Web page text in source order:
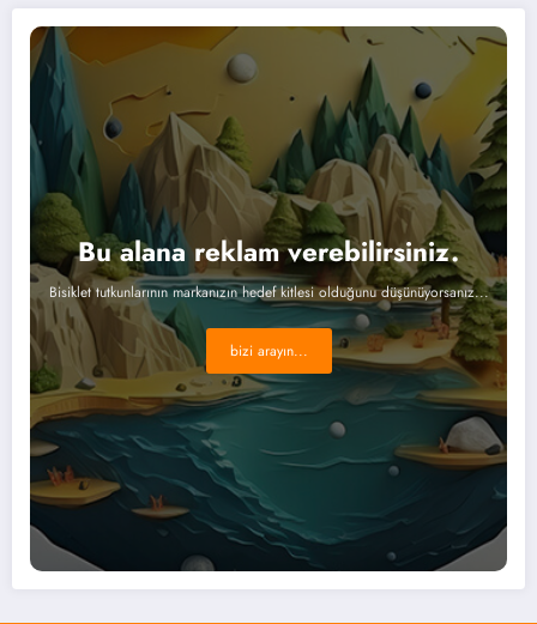
Bu alana reklam verebilirsiniz.
Bisiklet tutkunlarının markanızın hedef kitlesi olduğunu düşünüyorsanız...
bizi arayın...